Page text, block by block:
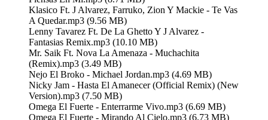
Klasico Ft. J Alvarez, Farruko, Zion Y Mackie - Te Vas
A Quedar.mp3 (9.56 MB)
Lenny Tavarez Ft. De La Ghetto Y J Alvarez -
Fantasias Remix.mp3 (10.10 MB)
Mr. Saik Ft. Nova La Amenaza - Muchachita
(Remix).mp3 (3.49 MB)
Nejo El Broko - Michael Jordan.mp3 (4.69 MB)
Nicky Jam - Hasta El Amanecer (Official Remix) (New
Version).mp3 (7.50 MB)
Omega El Fuerte - Enterrarme Vivo.mp3 (6.69 MB)
Omega El Fuerte - Mirando Al Cielo.mp3 (6.73 MB)